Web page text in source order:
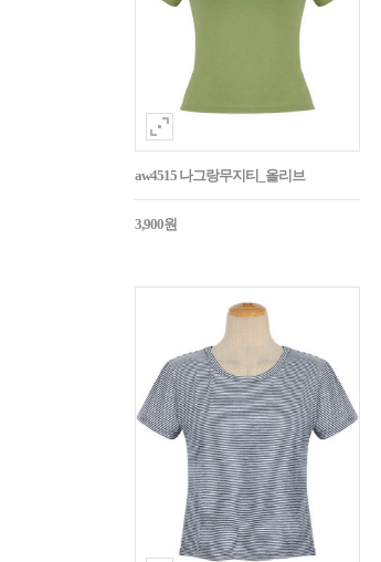
aw4515 나그랑무지티_올리브
3,900원